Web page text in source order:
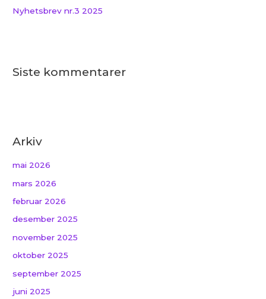
Nyhetsbrev nr.3 2025
Siste kommentarer
Arkiv
mai 2026
mars 2026
februar 2026
desember 2025
november 2025
oktober 2025
september 2025
juni 2025